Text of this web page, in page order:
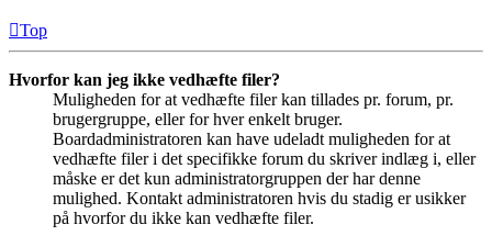
Top
Hvorfor kan jeg ikke vedhæfte filer?
Muligheden for at vedhæfte filer kan tillades pr. forum, pr.
brugergruppe, eller for hver enkelt bruger.
Boardadministratoren kan have udeladt muligheden for at
vedhæfte filer i det specifikke forum du skriver indlæg i, eller
måske er det kun administratorgruppen der har denne
mulighed. Kontakt administratoren hvis du stadig er usikker
på hvorfor du ikke kan vedhæfte filer.